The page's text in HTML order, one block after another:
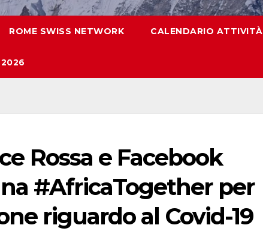
ROME SWISS NETWORK CALENDARIO ATTIVITÀ
2026
Rossa e Facebook
#AfricaTogether per
riguardo al Covid-19